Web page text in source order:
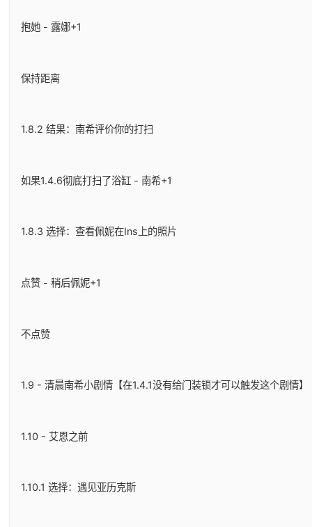
抱她 - 露娜+1
保持距离
1.8.2 结果：南希评价你的打扫
如果1.4.6彻底打扫了浴缸 - 南希+1
1.8.3 选择：查看佩妮在Ins上的照片
点赞 - 稍后佩妮+1
不点赞
1.9 - 清晨南希小剧情【在1.4.1没有给门装锁才可以触发这个剧情】
1.10 - 艾恩之前
1.10.1 选择：遇见亚历克斯